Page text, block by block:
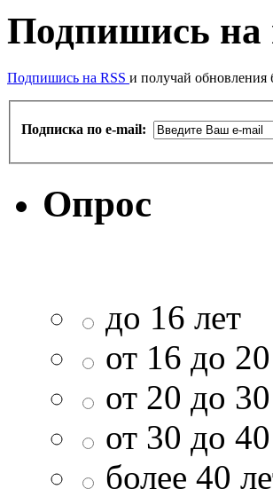
Подпишись на
Подпишись на RSS и получай обновления
Подписка по e-mail:
Опрос
до 16 лет
от 16 до
от 20 до
от 30 до
более 40